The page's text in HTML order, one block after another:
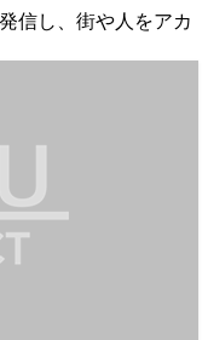
信し、街や人をアカ